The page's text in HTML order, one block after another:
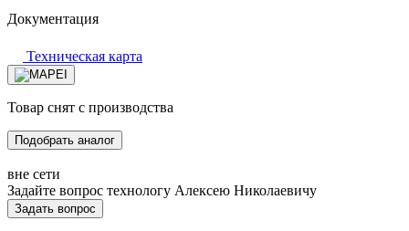
Документация
Техническая карта
Товар снят с производства
Подобрать аналог
вне сети
Задайте вопрос технологу Алексею Николаевичу
Задать вопрос